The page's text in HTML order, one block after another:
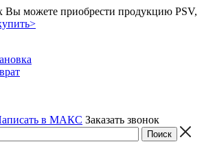
Вы можете приобрести продукцию PSV,
Заказать звонок